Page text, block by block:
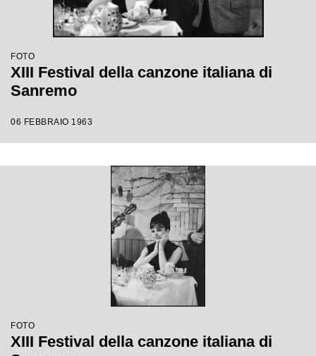
FOTO
XIII Festival della canzone italiana di
Sanremo
06 FEBBRAIO 1963
FOTO
XIII Festival della canzone italiana di